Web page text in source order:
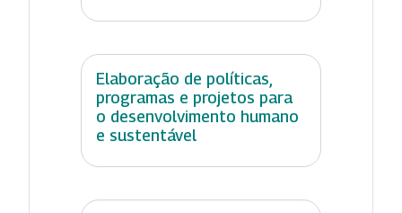
Elaboração de políticas,
programas e projetos para
o desenvolvimento humano
e sustentável